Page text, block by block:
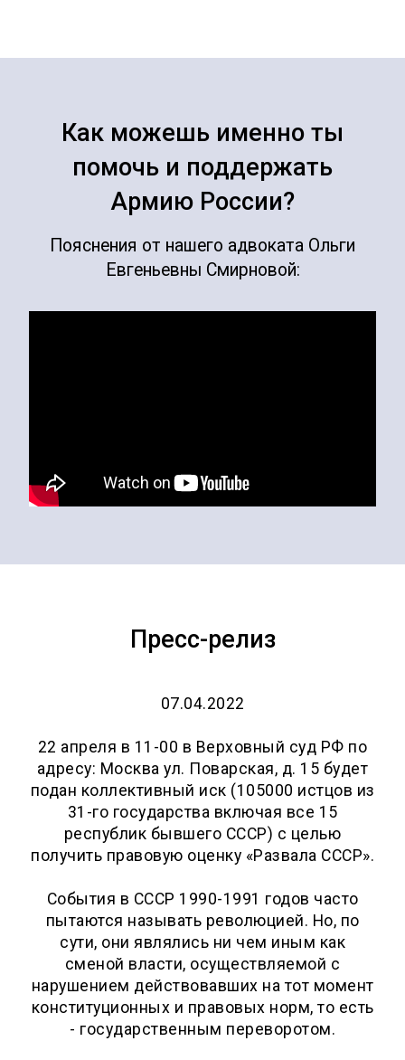
Как можешь именно ты
помочь и поддержать
Армию России?
Пояснения от нашего адвоката Ольги
Евгеньевны Смирновой:
Пресс-релиз
07.04.2022
22 апреля в 11-00 в Верховный суд РФ по
адресу: Москва ул. Поварская, д. 15 будет
подан коллективный иск (105000 истцов из
31-го государства включая все 15
республик бывшего СССР) с целью
получить правовую оценку «Развала СССР».
События в СССР 1990-1991 годов часто
пытаются называть революцией. Но, по
сути, они являлись ни чем иным как
сменой власти, осуществляемой с
нарушением действовавших на тот момент
конституционных и правовых норм, то есть
- государственным переворотом.